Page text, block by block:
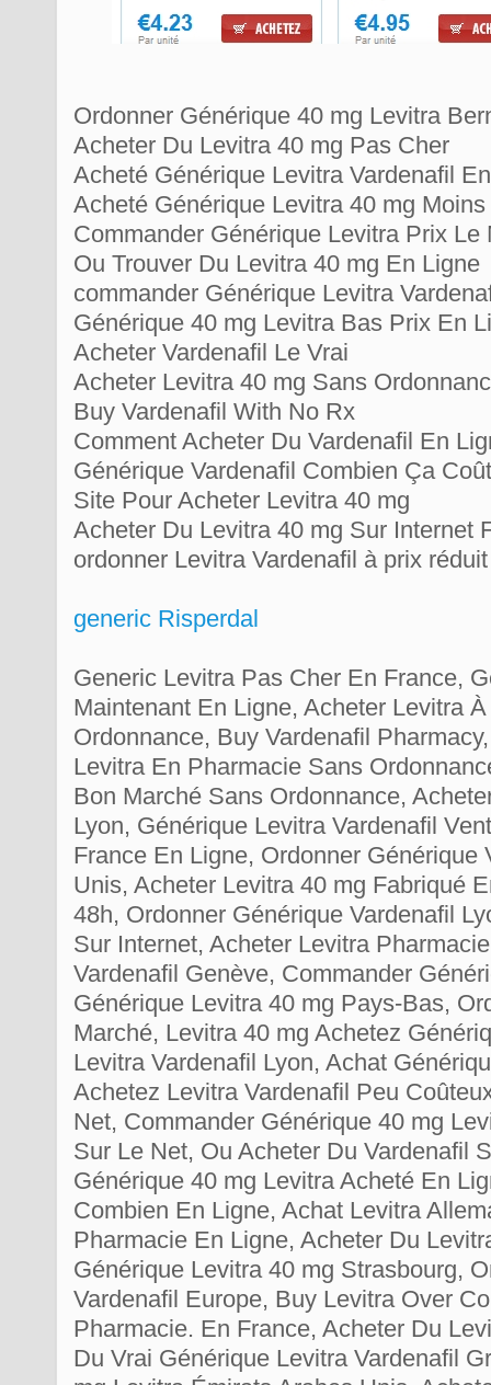
Ordonner Générique 40 mg Levitra
Acheter Du Levitra 40 mg Pas Cher
Acheté Générique Levitra Vardenafil
Acheté Générique Levitra 40 mg
Commander Générique Levitra Prix Le
Ou Trouver Du Levitra 40 mg En Ligne
commander Générique Levitra
Générique 40 mg Levitra Bas Prix En
Acheter Vardenafil Le Vrai
Acheter Levitra 40 mg Sans
Buy Vardenafil With No Rx
Comment Acheter Du Vardenafil En
Générique Vardenafil Combien Ça
Site Pour Acheter Levitra 40 mg
Acheter Du Levitra 40 mg Sur Internet
ordonner Levitra Vardenafil à prix
generic Risperdal
Generic Levitra Pas Cher En France,
Maintenant En Ligne, Acheter Levitra
Ordonnance, Buy Vardenafil
Levitra En Pharmacie Sans
Bon Marché Sans Ordonnance,
Lyon, Générique Levitra Vardenafil
France En Ligne, Ordonner Générique
Unis, Acheter Levitra 40 mg Fabriqué
48h, Ordonner Générique Vardenafil
Sur Internet, Acheter Levitra
Vardenafil Genève, Commander
Générique Levitra 40 mg Pays-Bas,
Marché, Levitra 40 mg Achetez
Levitra Vardenafil Lyon, Achat
Achetez Levitra Vardenafil Peu
Net, Commander Générique 40 mg
Sur Le Net, Ou Acheter Du Vardenafil
Générique 40 mg Levitra Acheté En
Combien En Ligne, Achat Levitra
Pharmacie En Ligne, Acheter Du
Générique Levitra 40 mg Strasbourg,
Vardenafil Europe, Buy Levitra Over
Pharmacie. En France, Acheter Du
Du Vrai Générique Levitra Vardenafil